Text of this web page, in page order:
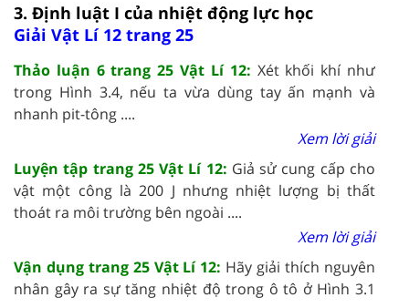
3. Định luật I của nhiệt động lực học
Giải Vật Lí 12 trang 25
Thảo luận 6 trang 25 Vật Lí 12: Xét khối khí như
trong Hình 3.4, nếu ta vừa dùng tay ấn mạnh và
nhanh pit-tông ....
Xem lời giải
Luyện tập trang 25 Vật Lí 12: Giả sử cung cấp cho
vật một công là 200 J nhưng nhiệt lượng bị thất
thoát ra môi trường bên ngoài ....
Xem lời giải
Vận dụng trang 25 Vật Lí 12: Hãy giải thích nguyên
nhân gây ra sự tăng nhiệt độ trong ô tô ở Hình 3.1